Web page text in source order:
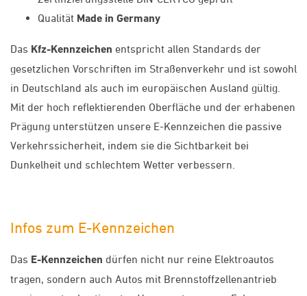
Qualität Made in Germany
Das Kfz-Kennzeichen entspricht allen Standards der
gesetzlichen Vorschriften im Straßenverkehr und ist sowohl
in Deutschland als auch im europäischen Ausland gültig.
Mit der hoch reflektierenden Oberfläche und der erhabenen
Prägung unterstützen unsere E-Kennzeichen die passive
Verkehrssicherheit, indem sie die Sichtbarkeit bei
Dunkelheit und schlechtem Wetter verbessern.
Infos zum E-Kennzeichen
Das E-Kennzeichen dürfen nicht nur reine Elektroautos
tragen, sondern auch Autos mit Brennstoffzellenantrieb